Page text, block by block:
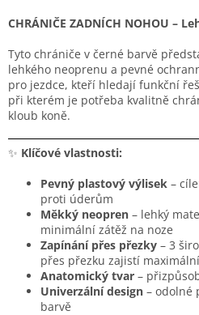
CHRÁNIČE ZADNÍCH NOHOU –
Tyto chrániče v černé barvě
lehkého neoprenu a pevné
pro jezdce, kteří hledají funkční
při kterém je potřeba kvalitně
kloub koně.
✨ Klíčové vlastnosti:
Pevný plastový výlisek –
proti úderům
Měkký neopren – lehký
minimální zátěž na noze
Zapínání přes přezky – 3
přes přezku zajistí
Anatomický tvar –
Univerzální design – odolné
barvě